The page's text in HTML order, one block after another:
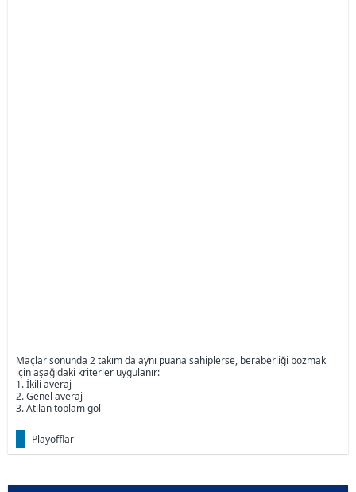
Maçlar sonunda 2 takım da aynı puana sahiplerse, beraberliği bozmak
için aşağıdaki kriterler uygulanır:
1. İkili averaj
2. Genel averaj
3. Atılan toplam gol
Playofflar